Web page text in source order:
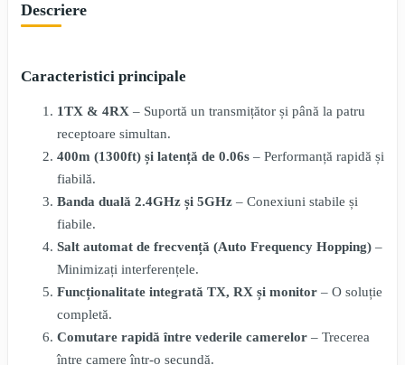
Descriere
Caracteristici principale
1TX & 4RX – Suportă un transmițător și până la patru
receptoare simultan.
400m (1300ft) și latență de 0.06s – Performanță rapidă și
fiabilă.
Banda duală 2.4GHz și 5GHz – Conexiuni stabile și
fiabile.
Salt automat de frecvență (Auto Frequency Hopping) –
Minimizați interferențele.
Funcționalitate integrată TX, RX și monitor – O soluție
completă.
Comutare rapidă între vederile camerelor – Trecerea
între camere într-o secundă.